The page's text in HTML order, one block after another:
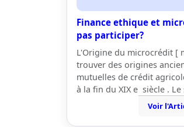
Finance ethique et
pas participer?
L'Origine du microcrédit [
trouver des origines
mutuelles de crédit
à la fin du XIX e siècle .
Voir